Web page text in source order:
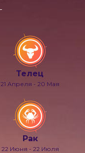
Телец
21 Апреля - 20 Мая
Рак
22 Июня - 22 Июля